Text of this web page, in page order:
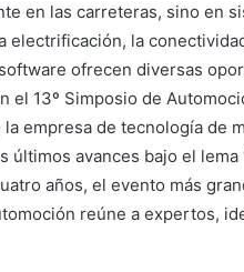
en las carreteras, sino en
electrificación, la
ofrecen diversas
el 13º Simposio de
empresa de tecnología de
avances bajo el lema
años, el evento más
reúne a expertos,